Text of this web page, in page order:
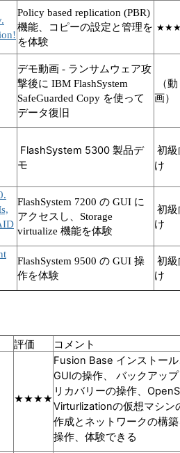
Policy based replication (PBR)
機能、
コピーの設定と管理を
を体験
デモ動画 - ランサムウェア攻
撃後に IBM FlashSystem
SafeGuarded Copy を使って
データ復旧
（動
画）
FlashSystem 5300 製品デ
モ
初級
け
FlashSystem 7200 の GUI に
アクセスし、Storage
virtualize 機能を体験
初級
け
FlashSystem 9500 の GUI 操
作を体験
初級
け
評価 コメント
★★★★
Fusion Base インストー
GUIの操作、 バックアッ
リカバリーの操作、
Virturlizationの仮想マシン
作成とネットワークの構
操作、体験できる